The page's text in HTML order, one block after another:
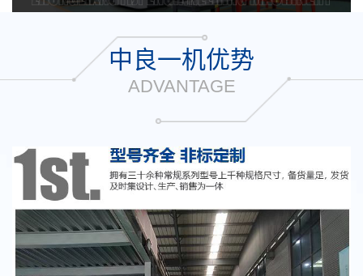
中良一机优势
ADVANTAGE